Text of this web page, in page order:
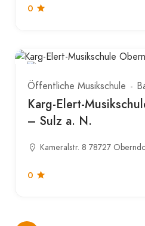
0
Öffentliche Musikschule
Karg-Elert-
– Sulz a. N.
Kameralstr. 8 78727
0